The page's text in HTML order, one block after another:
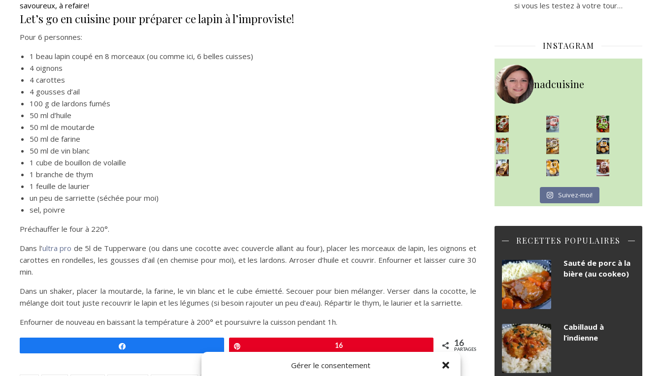
Gérer le consentement
savoureux, à refaire!
Let’s go en cuisine pour préparer ce lapin à l’improviste!
Pour 6 personnes:
1 beau lapin coupé en 8 morceaux (ou comme ici, 6 belles cuisses)
4 oignons
4 carottes
4 gousses d’ail
100 g de lardons fumés
50 ml d’huile
50 ml de moutarde
50 ml de farine
50 ml de vin blanc
1 cube de bouillon de volaille
1 branche de thym
1 feuille de laurier
un peu de sarriette (séchée pour moi)
sel, poivre
Préchauffer le four à 220°.
Dans l’ultra pro de 5l de Tupperware (ou dans une cocotte avec couvercle allant au four), placer les morceaux de lapin, les oignons et
carottes en rondelles, les gousses d’ail (en chemise pour moi), et les lardons. Arroser d’huile et couvrir. Enfourner et laisser cuire 30
min.
Dans un shaker, placer la moutarde, la farine, le vin blanc et le cube émietté. Secouer pour bien mélanger. Verser dans la cocotte, le
mélange doit tout juste recouvrir le lapin et les légumes (si besoin rajouter un peu d’eau). Répartir le thym, le laurier et la sarriette.
Enfourner de nouveau en baissant la température à 200° et poursuivre la cuisson pendant 1h.
16 16
PARTAGES
si vous les testez à votre tour…
INSTAGRAM
nadcuisine
~ NICE CREAM À LA FRAISE ~
Presque un mois que
~ SALADE DE PÂTES AUX DEUX TOMATES THON ET BURRA
~ FINANCIERS MYRTILLES ET CITRON ~
Aujourd'hu
~ BUNS MAISON ~
Un peu de boulange par ici au
~ GÂTEAU FONDANT CHOCO NOISETTE ~
C'est lundi
Suivez-moi!
RECETTES POPULAIRES
Sauté de porc à la
bière (au cookeo)
Cabillaud à
l’indienne